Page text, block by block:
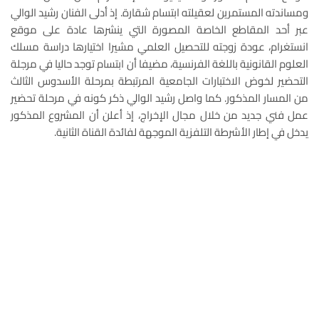
ومساندته المستمرين لعقيلته ابتسام شقارة. إذ أدلى الفنان رشيد الوالي
عبر أحد المقاطع الخاصة المصورة التي ينشرها عادة على موقع
انستغرام، عودة زوجته للتحصيل العلمي مشيرا اختيارها دراسة مسلك
العلوم القانونية باللغة الفرنسية، مضيفا أن ابتسام توجد حاليا في مرجلة
التحضير لخوض الاختبارات الجامعية المرتبطة بمرحلة الأسدوس الثالث
من المسار المذكور. كما واصل رشيد الوالي ذكر كونه في مرحلة تحضير
عمل فني جديد من خلال مجال الإخراج، إذ أعلن أن المشروع المذكور
يدخل في إطار الأشرطة التلفزية الموجهة لفائدة القناة الثانية.